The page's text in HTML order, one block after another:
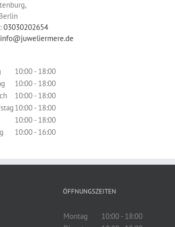
03030202654
info@juweliermere.de
10:00 - 18:00
10:00 - 18:00
10:00 - 18:00
10:00 - 18:00
10:00 - 18:00
10:00 - 16:00
ÖFFNUNGSZEITEN
Montag
10:00 - 18:00